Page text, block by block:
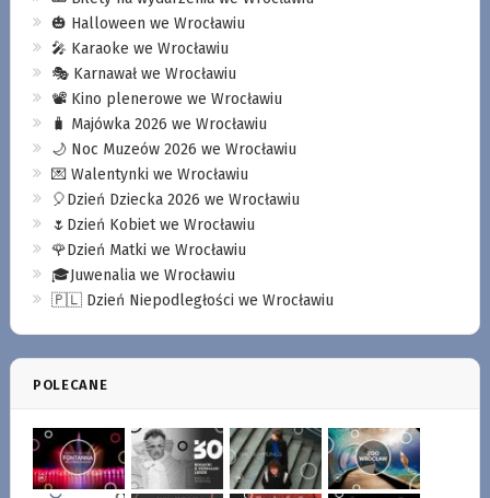
🎃 Halloween we Wrocławiu
🎤 Karaoke we Wrocławiu
🎭 Karnawał we Wrocławiu
📽️ Kino plenerowe we Wrocławiu
🧳 Majówka 2026 we Wrocławiu
🌙 Noc Muzeów 2026 we Wrocławiu
💌 Walentynki we Wrocławiu
🎈Dzień Dziecka 2026 we Wrocławiu
🌷Dzień Kobiet we Wrocławiu
🌹Dzień Matki we Wrocławiu
🎓Juwenalia we Wrocławiu
🇵🇱 Dzień Niepodległości we Wrocławiu
POLECANE